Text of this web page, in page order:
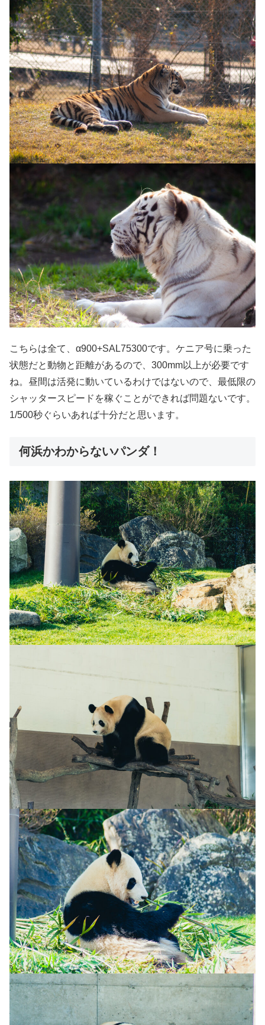
こちらは全て、α900+SAL75300です。ケニア号に乗った
状態だと動物と距離があるので、300mm以上が必要です
ね。昼間は活発に動いているわけではないので、最低限の
シャッタースピードを稼ぐことができれば問題ないです。
1/500秒ぐらいあれば十分だと思います。
何浜かわからないパンダ！